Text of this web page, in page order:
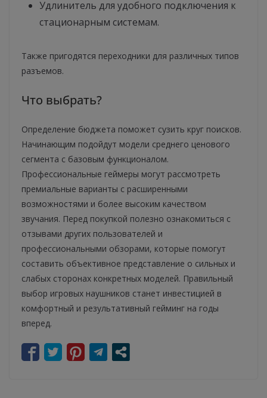
Удлинитель для удобного подключения к
стационарным системам.
Также пригодятся переходники для различных типов
разъемов.
Что выбрать?
Определение бюджета поможет сузить круг поисков.
Начинающим подойдут модели среднего ценового
сегмента с базовым функционалом.
Профессиональные геймеры могут рассмотреть
премиальные варианты с расширенными
возможностями и более высоким качеством
звучания. Перед покупкой полезно ознакомиться с
отзывами других пользователей и
профессиональными обзорами, которые помогут
составить объективное представление о сильных и
слабых сторонах конкретных моделей. Правильный
выбор игровых наушников станет инвестицией в
комфортный и результативный гейминг на годы
вперед.